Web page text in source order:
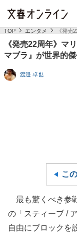
TOP エンタメ 《発売
《発売22周年》マ
マブラ』が世界的
渡邉 卓也
こ
最も驚くべき参
の「スティーブ /
自由にブロックを